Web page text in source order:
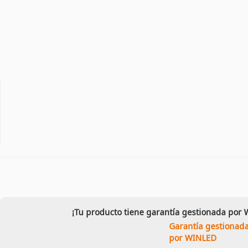
¡Tu producto tiene garantía gestionada por
Garantía
por WINLED